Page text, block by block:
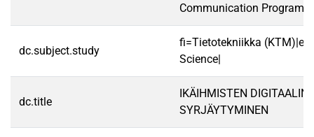
Communication
dc.subject.study
fi=Tietotekniikka
Science|
dc.title
IKÄIHMISTEN
SYRJÄYTYMINEN